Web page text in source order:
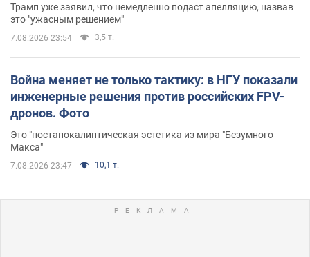
Трамп уже заявил, что немедленно подаст апелляцию, назвав
это "ужасным решением"
7.08.2026 23:54 3,5 т.
Война меняет не только тактику: в НГУ показали
инженерные решения против российских FPV-
дронов. Фото
Это "постапокалиптическая эстетика из мира "Безумного
Макса"
7.08.2026 23:47 10,1 т.